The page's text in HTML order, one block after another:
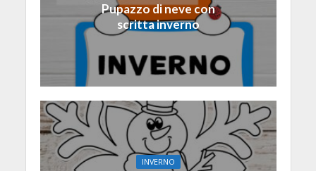
Pupazzo di neve con
scritta inverno
INVERNO